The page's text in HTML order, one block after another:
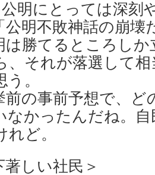
明にとっては深刻
公明不敗神話の崩壊
は勝てるところし
、それが落選して
。
の事前予想で、ど
なかったんだね。
ど。
著しい社民＞